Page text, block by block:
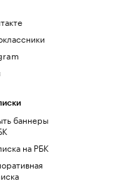
баннеры
на РБК